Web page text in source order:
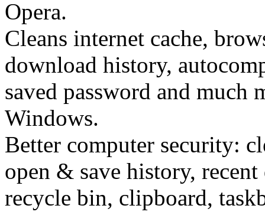
Opera.
Cleans internet cache,
download history,
saved password and much
Windows.
Better computer security:
open & save history,
recycle bin, clipboard,